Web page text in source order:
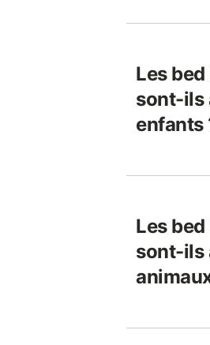
Les
sont-ils
enfants
Les
sont-ils